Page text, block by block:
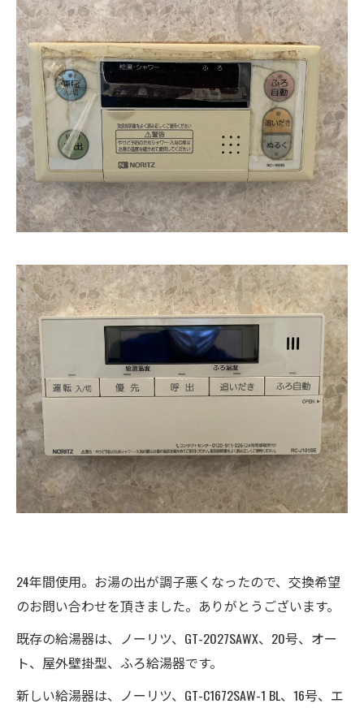
24年間使用。お湯の出が調子悪くなったので、交換希望
のお問い合わせを頂きました。ありがとうございます。
既存の給湯器は、ノーリツ、GT-2027SAWX、20号、オー
ト、屋外壁掛型、ふろ給湯器です。
新しい給湯器は、ノーリツ、GT-C1672SAW-1 BL、16号、エ